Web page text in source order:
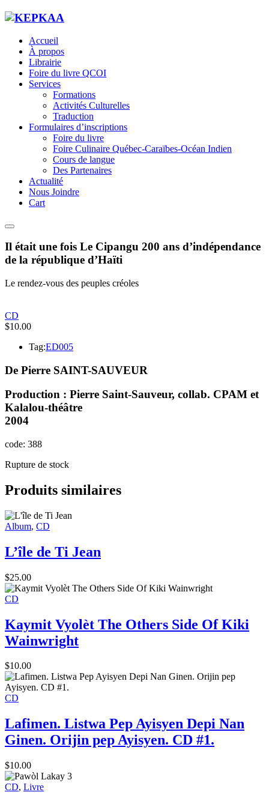
Accueil
À propos
Librairie
Foire du livre QCOI
Services
Formations
Activités Culturelles
Traduction
Formulaires d’inscriptions
Foire du livre
Foire Culinaire Québec-Caraïbes-Océan Indien
Cours de langue
Des Partenaires
Actualité
Nous Joindre
Cart
Il était une fois Le Cipangu 200 ans d’indépendance
de la république d’Haïti
Le rendez-vous des peuples créoles
CD
$10.00
Tag:ED005
De Pierre SAINT-SAUVEUR
Production : Pierre Saint-Sauveur, collab. CPAM et
Kalalou-théâtre
2004
code: 388
Rupture de stock
Produits similaires
Album, CD
L’île de Ti Jean
$25.00
CD
Kaymit Vyolèt The Others Side Of Kiki
Wainwright
$10.00
CD
Lafimen. Listwa Pep Ayisyen Depi Nan
Ginen. Orijin pep Ayisyen. CD #1.
$10.00
CD, Livre